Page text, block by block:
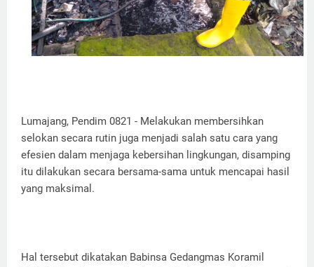
Lumajang, Pendim 0821 - Melakukan membersihkan
selokan secara rutin juga menjadi salah satu cara yang
efesien dalam menjaga kebersihan lingkungan, disamping
itu dilakukan secara bersama-sama untuk mencapai hasil
yang maksimal.
Hal tersebut dikatakan Babinsa Gedangmas Koramil